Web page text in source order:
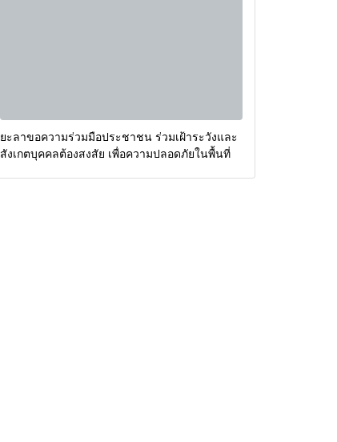
ยะลาขอความร่วมมือประชาชน ร่วมเฝ้าระวังและ
สังเกตบุคคลต้องสงสัย เพื่อความปลอดภัยในพื้นที่